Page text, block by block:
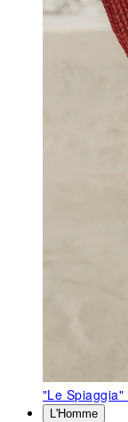
"Le Spiaggia"
L'Homme